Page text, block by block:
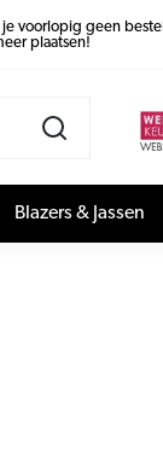
je voorlopig geen
plaatsen!
Blazers & Jassen